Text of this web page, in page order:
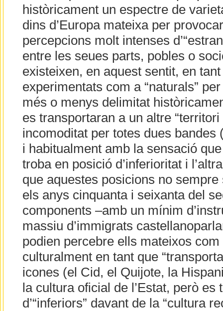
històricament un espectre de
dins d’Europa mateixa per
percepcions molt intenses
entre les seues parts, pobles o
existeixen, en aquest sentit, en
experimentats com a “naturals”
més o menys delimitat
es transportaran a un altre
incomoditat per totes dues bandes
i habitualment amb la sensació
troba en posició d’inferioritat i
que aquestes posicions no
els anys cinquanta i seixanta del
components –amb un mínim
massiu d’immigrats
podien percebre ells mateixos com
culturalment en tant que
icones (el Cid, el Quijote, la
la cultura oficial de l’Estat, però
d’“inferiors” davant de la “cultura